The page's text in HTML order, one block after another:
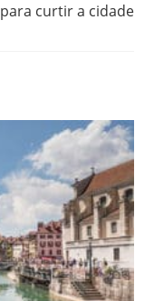
para curtir a cidade